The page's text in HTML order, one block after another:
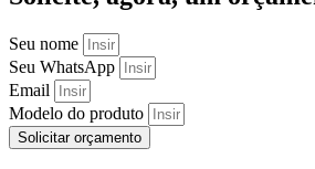
Seu nome
Seu WhatsApp
Email
Modelo do produto
Solicitar orçamento